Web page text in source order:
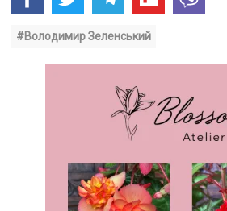
#Володимир Зеленський